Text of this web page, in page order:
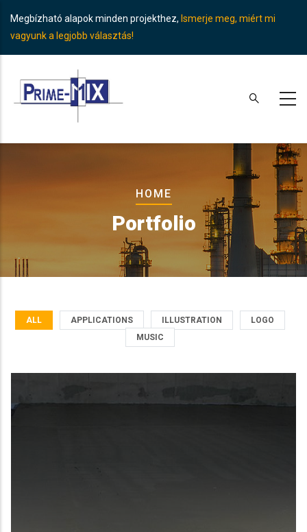
main
Megbízható alapok minden projekthez, Ismerje meg, miért mi
vagyunk a legjobb választás!
Breadcrumb
HOME
Portfolio
ALL APPLICATIONS ILLUSTRATION
LOGO
MUSIC